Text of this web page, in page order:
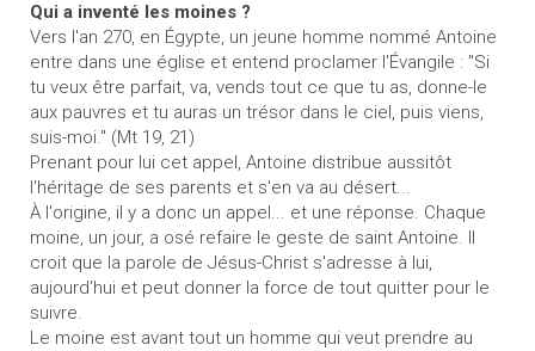
Qui a inventé les moines ?
Vers l'an 270, en Égypte, un jeune homme nommé Antoine
entre dans une église et entend proclamer l'Évangile : "Si
tu veux être parfait, va, vends tout ce que tu as, donne-le
aux pauvres et tu auras un trésor dans le ciel, puis viens,
suis-moi." (Mt 19, 21)
Prenant pour lui cet appel, Antoine distribue aussitôt
l'héritage de ses parents et s'en va au désert...
À l'origine, il y a donc un appel... et une réponse. Chaque
moine, un jour, a osé refaire le geste de saint Antoine. Il
croit que la parole de Jésus-Christ s'adresse à lui,
aujourd'hui et peut donner la force de tout quitter pour le
suivre.
Le moine est avant tout un homme qui veut prendre au